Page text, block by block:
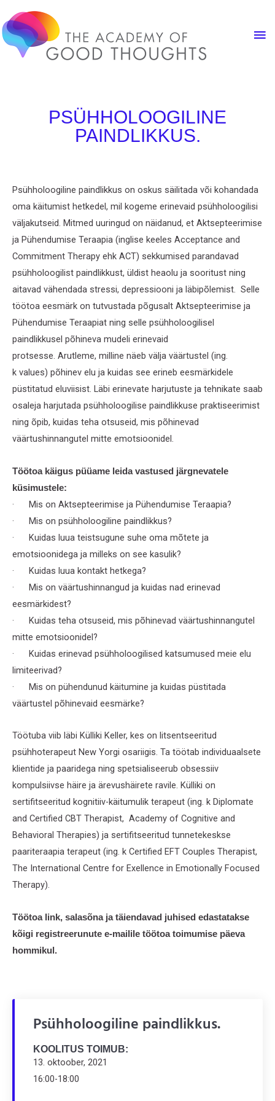
PSÜHHOLOOGILINE
PAINDLIKKUS.
Psühholoogiline paindlikkus on oskus säilitada või kohandada
oma käitumist hetkedel, mil kogeme erinevaid psühholoogilisi
väljakutseid. Mitmed uuringud on näidanud, et Aktsepteerimise
ja Pühendumise Teraapia (inglise keeles Acceptance and
Commitment Therapy ehk ACT) sekkumised parandavad
psühholoogilist paindlikkust, üldist heaolu ja sooritust ning
aitavad vähendada stressi, depressiooni ja läbipõlemist. Selle
töötoa eesmärk on tutvustada põgusalt Aktsepteerimise ja
Pühendumise Teraapiat ning selle psühholoogilisel
paindlikkusel põhineva mudeli erinevaid
protsesse. Arutleme, milline näeb välja väärtustel (ing.
k values) põhinev elu ja kuidas see erineb eesmärkidele
püstitatud eluviisist. Läbi erinevate harjutuste ja tehnikate saab
osaleja harjutada psühholoogilise paindlikkuse praktiseerimist
ning õpib, kuidas teha otsuseid, mis põhinevad
väärtushinnangutel mitte emotsioonidel.
Töötoa käigus püüame leida vastused järgnevatele
küsimustele:
· Mis on Aktsepteerimise ja Pühendumise Teraapia?
· Mis on psühholoogiline paindlikkus?
· Kuidas luua teistsugune suhe oma mõtete ja
emotsioonidega ja milleks on see kasulik?
· Kuidas luua kontakt hetkega?
· Mis on väärtushinnangud ja kuidas nad erinevad
eesmärkidest?
· Kuidas teha otsuseid, mis põhinevad väärtushinnangutel
mitte emotsioonidel?
· Kuidas erinevad psühholoogilised katsumused meie elu
limiteerivad?
· Mis on pühendunud käitumine ja kuidas püstitada
väärtustel põhinevaid eesmärke?
Töötuba viib läbi Külliki Keller, kes on litsentseeritud
psühhoterapeut New Yorgi osariigis. Ta töötab individuaalsete
klientide ja paaridega ning spetsialiseerub obsessiiv
kompulsiivse häire ja ärevushäirete ravile. Külliki on
sertifitseeritud kognitiiv-käitumulik terapeut (ing. k Diplomate
and Certified CBT Therapist, Academy of Cognitive and
Behavioral Therapies) ja sertifitseeritud tunnetekeskse
paariteraapia terapeut (ing. k Certified EFT Couples Therapist,
The International Centre for Exellence in Emotionally Focused
Therapy).
Töötoa link, salasõna ja täiendavad juhised edastatakse
kõigi registreerunute e-mailile töötoa toimumise päeva
hommikul.
Psühholoogiline paindlikkus.
KOOLITUS TOIMUB:
13. oktoober, 2021
16:00-18:00